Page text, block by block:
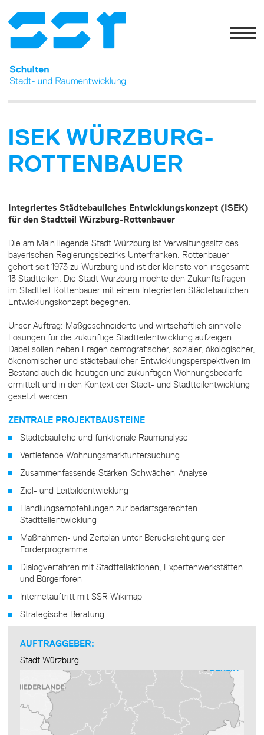
ISEK WÜRZBURG-
ROTTENBAUER
Integriertes Städtebauliches Entwicklungskonzept (ISEK)
für den Stadtteil Würzburg-Rottenbauer
Die am Main liegende Stadt Würzburg ist Verwaltungssitz des
bayerischen Regierungsbezirks Unterfranken. Rottenbauer
gehört seit 1973 zu Würzburg und ist der kleinste von insgesamt
13 Stadtteilen. Die Stadt Würzburg möchte den Zukunftsfragen
im Stadtteil Rottenbauer mit einem Integrierten Städtebaulichen
Entwicklungskonzept begegnen.
Unser Auftrag: Maßgeschneiderte und wirtschaftlich sinnvolle
Lösungen für die zukünftige Stadtteilentwicklung aufzeigen.
Dabei sollen neben Fragen demografischer, sozialer, ökologischer,
ökonomischer und städtebaulicher Entwicklungsperspektiven im
Bestand auch die heutigen und zukünftigen Wohnungsbedarfe
ermittelt und in den Kontext der Stadt- und Stadtteilentwicklung
gesetzt werden.
ZENTRALE PROJEKTBAUSTEINE
Städtebauliche und funktionale Raumanalyse
Vertiefende Wohnungsmarktuntersuchung
Zusammenfassende Stärken-Schwächen-Analyse
Ziel- und Leitbildentwicklung
Handlungsempfehlungen zur bedarfsgerechten
Stadtteilentwicklung
Maßnahmen- und Zeitplan unter Berücksichtigung der
Förderprogramme
Dialogverfahren mit Stadtteilaktionen, Expertenwerkstätten
und Bürgerforen
Internetauftritt mit SSR Wikimap
Strategische Beratung
AUFTRAGGEBER:
Stadt Würzburg